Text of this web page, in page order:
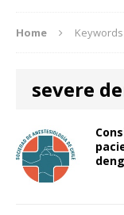
Home Keywords
severe